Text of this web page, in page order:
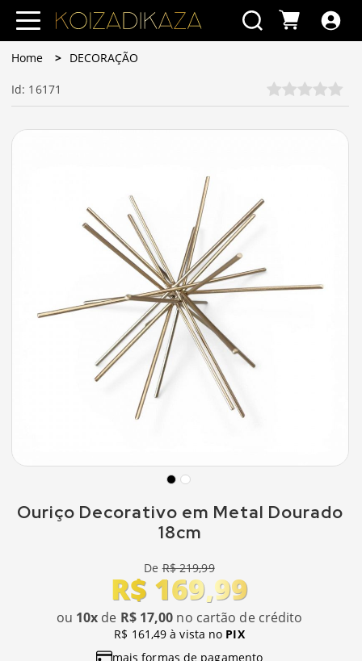
Home DECORAÇÃO
Id: 16171
Ouriço Decorativo em Metal Dourado
18cm
DeR$ 219,99
R$ 169,99
ou 10x de R$ 17,00 no cartão de crédito
R$ 161,49 à vista no PIX
mais formas de pagamento